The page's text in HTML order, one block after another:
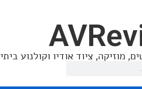
מוזיקה, ציוד אודיו וקולנוע ביתי